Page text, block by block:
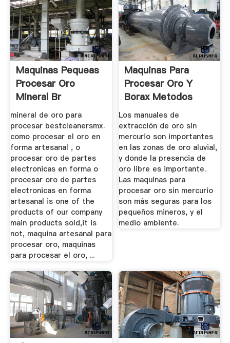
Maquinas Pequeas
Procesar Oro
Mineral Br
mineral de oro para
procesar bestcleanersmx.
como procesar el oro en
forma artesanal , o
procesar oro de partes
electronicas en forma o
procesar oro de partes
electronicas en forma
artesanal is one of the
products of our company
main products sold,it is
not, maquina artesanal para
procesar oro, maquinas
para procesar el oro, ...
Maquinas Para
Procesar Oro Y
Borax Metodos
Los manuales de
extracción de oro sin
mercurio son importantes
en las zonas de oro aluvial,
y donde la presencia de
oro libre es importante.
Las maquinas para
procesar oro sin mercurio
son más seguras para los
pequeños mineros, y el
medio ambiente.